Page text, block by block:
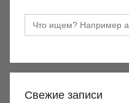
Search
for:
Свежие записи